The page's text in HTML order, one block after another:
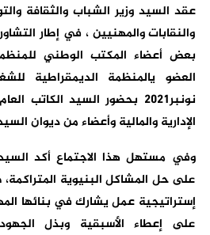
عقد السيد وزير الشباب والثقافة
والنقابات والمهنيين ، في إطار
بعض أعضاء المكتب الوطني
نونبر2021 بحضور السيد
الإدارية والمالية وأعضاء من ديوان
وفي مستهل هذا الاجتماع أكد
على حل المشاكل البنيوية
إستراتيجية عمل يشارك في بنائها
على إعطاء الأسبقية وبذل